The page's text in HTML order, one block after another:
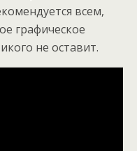
всем,
графическое
не оставит.